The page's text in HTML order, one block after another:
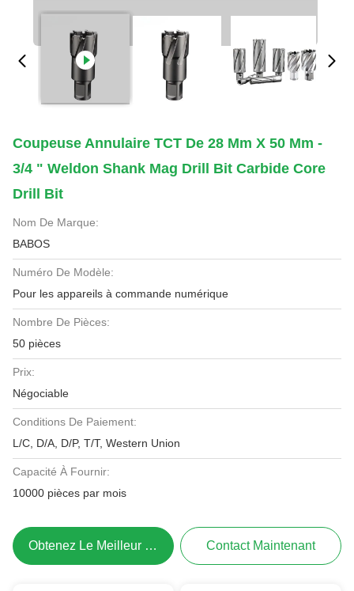
Coupeuse Annulaire TCT De 28 Mm X 50 Mm -
3/4 " Weldon Shank Mag Drill Bit Carbide Core
Drill Bit
Nom De Marque:
BABOS
Numéro De Modèle:
Pour les appareils à commande numérique
Nombre De Pièces:
50 pièces
Prix:
Négociable
Conditions De Paiement:
L/C, D/A, D/P, T/T, Western Union
Capacité À Fournir:
10000 pièces par mois
Obtenez Le Meilleur Prix Contact Maintenant